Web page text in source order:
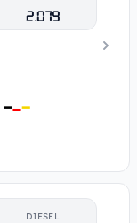
2.079
DIESEL